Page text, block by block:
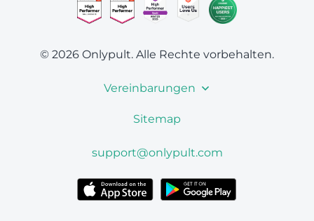
© 2026 Onlypult. Alle Rechte vorbehalten.
Vereinbarungen
Sitemap
support@onlypult.com